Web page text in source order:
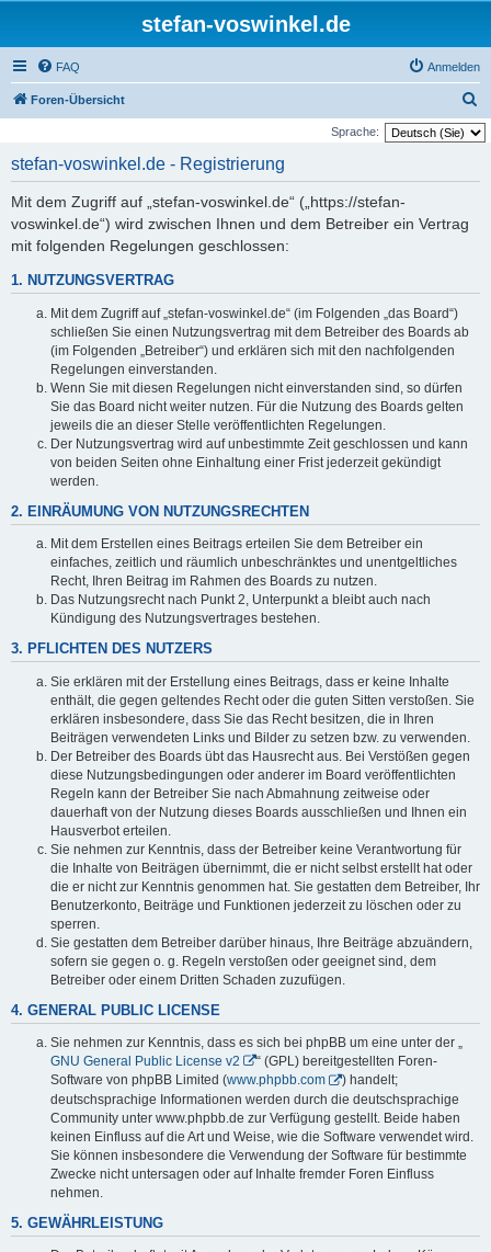
stefan-voswinkel.de
FAQ Anmelden
Foren-Übersicht
u
Sprache:
stefan-voswinkel.de - Registrierung
Mit dem Zugriff auf „stefan-voswinkel.de“ („https://stefan-
voswinkel.de“) wird zwischen Ihnen und dem Betreiber ein Vertrag
mit folgenden Regelungen geschlossen:
1. NUTZUNGSVERTRAG
Mit dem Zugriff auf „stefan-voswinkel.de“ (im Folgenden „das Board“)
schließen Sie einen Nutzungsvertrag mit dem Betreiber des Boards ab
(im Folgenden „Betreiber“) und erklären sich mit den nachfolgenden
Regelungen einverstanden.
Wenn Sie mit diesen Regelungen nicht einverstanden sind, so dürfen
Sie das Board nicht weiter nutzen. Für die Nutzung des Boards gelten
jeweils die an dieser Stelle veröffentlichten Regelungen.
Der Nutzungsvertrag wird auf unbestimmte Zeit geschlossen und kann
von beiden Seiten ohne Einhaltung einer Frist jederzeit gekündigt
werden.
2. EINRÄUMUNG VON NUTZUNGSRECHTEN
Mit dem Erstellen eines Beitrags erteilen Sie dem Betreiber ein
einfaches, zeitlich und räumlich unbeschränktes und unentgeltliches
Recht, Ihren Beitrag im Rahmen des Boards zu nutzen.
Das Nutzungsrecht nach Punkt 2, Unterpunkt a bleibt auch nach
Kündigung des Nutzungsvertrages bestehen.
3. PFLICHTEN DES NUTZERS
Sie erklären mit der Erstellung eines Beitrags, dass er keine Inhalte
enthält, die gegen geltendes Recht oder die guten Sitten verstoßen. Sie
erklären insbesondere, dass Sie das Recht besitzen, die in Ihren
Beiträgen verwendeten Links und Bilder zu setzen bzw. zu verwenden.
Der Betreiber des Boards übt das Hausrecht aus. Bei Verstößen gegen
diese Nutzungsbedingungen oder anderer im Board veröffentlichten
Regeln kann der Betreiber Sie nach Abmahnung zeitweise oder
dauerhaft von der Nutzung dieses Boards ausschließen und Ihnen ein
Hausverbot erteilen.
Sie nehmen zur Kenntnis, dass der Betreiber keine Verantwortung für
die Inhalte von Beiträgen übernimmt, die er nicht selbst erstellt hat oder
die er nicht zur Kenntnis genommen hat. Sie gestatten dem Betreiber, Ihr
Benutzerkonto, Beiträge und Funktionen jederzeit zu löschen oder zu
sperren.
Sie gestatten dem Betreiber darüber hinaus, Ihre Beiträge abzuändern,
sofern sie gegen o. g. Regeln verstoßen oder geeignet sind, dem
Betreiber oder einem Dritten Schaden zuzufügen.
4. GENERAL PUBLIC LICENSE
Sie nehmen zur Kenntnis, dass es sich bei phpBB um eine unter der „
GNU General Public License v2
“ (GPL) bereitgestellten Foren-
Software von phpBB Limited (www.phpbb.com
) handelt;
deutschsprachige Informationen werden durch die deutschsprachige
Community unter www.phpbb.de zur Verfügung gestellt. Beide haben
keinen Einfluss auf die Art und Weise, wie die Software verwendet wird.
Sie können insbesondere die Verwendung der Software für bestimmte
Zwecke nicht untersagen oder auf Inhalte fremder Foren Einfluss
nehmen.
5. GEWÄHRLEISTUNG